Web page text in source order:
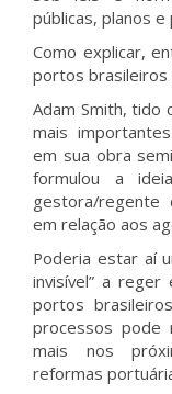
públicas, planos
Como explicar,
portos brasileiros
Adam Smith, tido
mais
em sua obra
formulou a
gestora/regente
em relação aos
Poderia estar aí
invisível” a
portos
processos pode
mais nos
reformas